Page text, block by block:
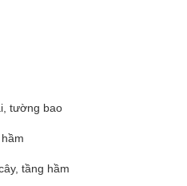
tường bao
tầng hầm